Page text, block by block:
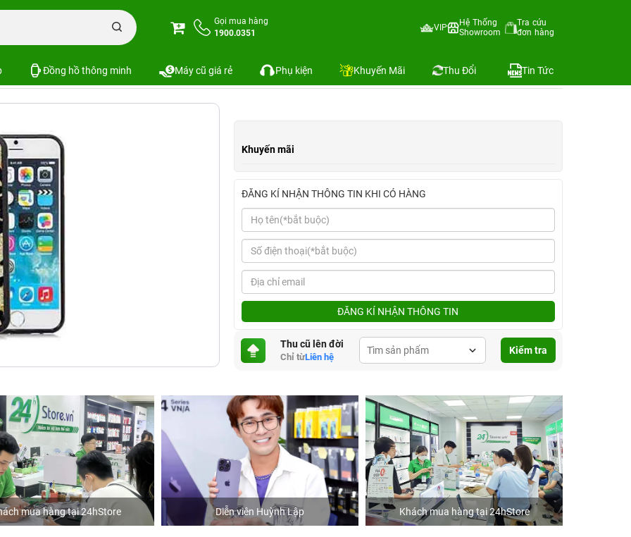
Gọi mua hàng
1900.0351
VIP
Hệ Thống
Showroom
Tra cứu
đơn hàng
Đồng hồ thông minh Máy cũ giá rẻ Phụ kiện Khuyến Mãi Thu Đổi Tin Tức
Ốp lưng iPhone 6 Plus TOTU TPU Leopard Soft-cham series
Soft-cham series
Khuyến mãi
ĐĂNG KÍ NHẬN THÔNG TIN KHI CÓ HÀNG
ĐĂNG KÍ NHẬN THÔNG TIN
Thu cũ lên đời
Chỉ từLiên hệ
Kiểm tra
mua hàng tại 24hStore Diễn viên Huỳnh Lập Khách mua hàng tại 24hStore